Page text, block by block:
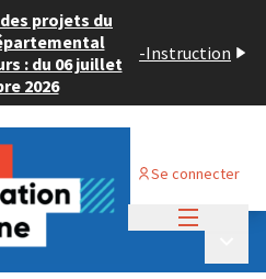
projets du
: du 06 juillet
2026
-Instruction
Se connecter
2024